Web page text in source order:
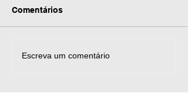
Matchday Poster
Comentários
Escreva um comentário